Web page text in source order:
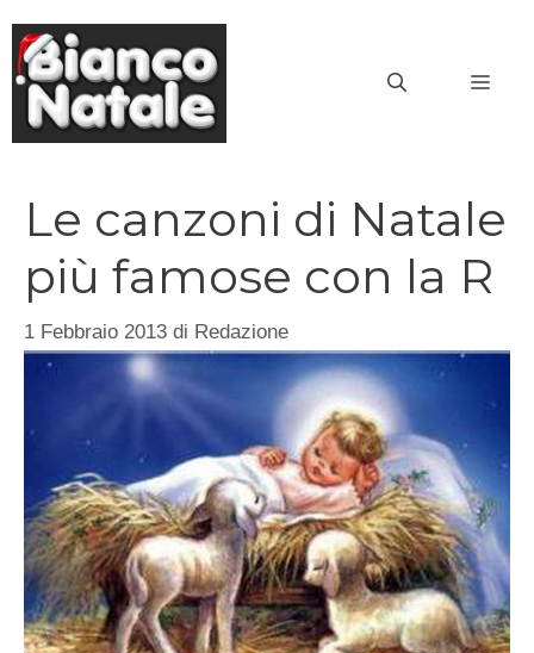
contenuto
Le canzoni di Natale
più famose con la R
1 Febbraio 2013 di Redazione